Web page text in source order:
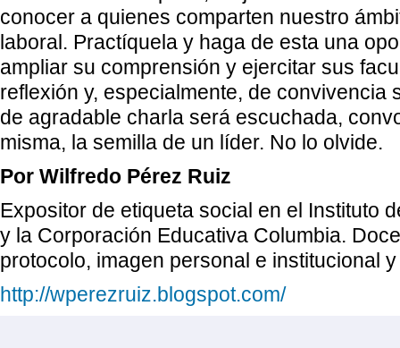
conocer a quienes comparten nuestro
laboral. Practíquela y haga de esta una
ampliar su comprensión y ejercitar sus
reflexión y, especialmente, de convivencia
de agradable charla será escuchada,
misma, la semilla de un líder. No lo olvide.
Por Wilfredo Pérez Ruiz
Expositor de etiqueta social en el Instituto
y la Corporación Educativa Columbia.
protocolo, imagen personal e institucional
http://wperezruiz.blogspot.com/